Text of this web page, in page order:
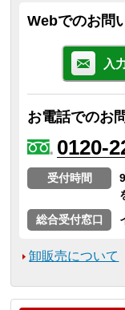
Webでのお問
入
お電話でのお
0120-
受付時間
総合受付窓口
卸販売について